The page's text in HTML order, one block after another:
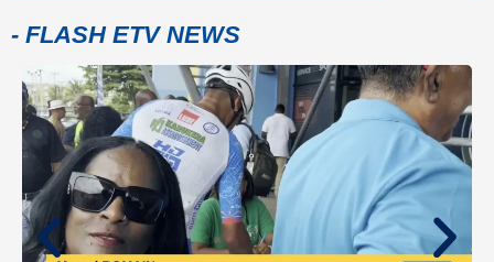
- FLASH ETV NEWS